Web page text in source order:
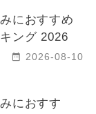
におすすめ
ング 2026
2026-08-10
におすす